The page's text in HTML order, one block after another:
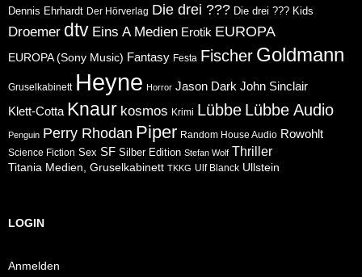
Dennis Ehrhardt Der Hörverlag Die drei ??? Die drei ??? Kids
Droemer dtv Eins A Medien Erotik EUROPA
EUROPA (Sony Music) Fantasy Festa Fischer Goldmann
Gruselkabinett Heyne Horror Jason Dark John Sinclair
Klett-Cotta Knaur kosmos Krimi Lübbe Lübbe Audio
Penguin Perry Rhodan Piper Random House Audio Rowohlt
Science Fiction Sex SF Silber Edition Stefan Wolf Thriller
Titania Medien, Gruselkabinett TKKG Ulf Blanck Ullstein
LOGIN
Anmelden